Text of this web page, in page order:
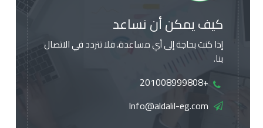
كيف يمكن أن نساعد
إذا كنت بحاجة إلى أي مساعدة، فلا تتردد في الاتصال
بنا.
+201008999808
Info@aldalil-eg.com